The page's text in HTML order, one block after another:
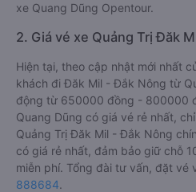
xe Quang Dũng Opentour.
2. Giá vé xe Quảng Trị Đăk
Hiện tại, theo cập nhật mới nhất
khách đi Đăk Mil - Đắk Nông từ
động từ 650000 đồng - 800000
Quang Dũng có giá vé rẻ nhất,
Quảng Trị Đăk Mil - Đắk Nông
có giá rẻ nhất, đảm bảo giữ chỗ
miễn phí. Tổng đài tư vấn, đặt vé
888684.